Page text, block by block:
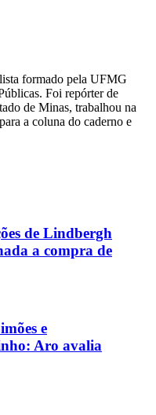
formado pela UFMG
Foi repórter de
de Minas, trabalhou na
a coluna do caderno e
de Lindbergh
a compra de
e
Aro avalia